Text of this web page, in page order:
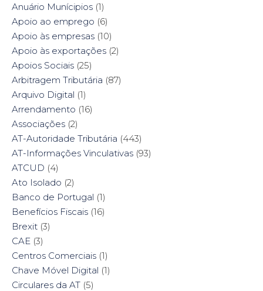
w
w
i
n
d
o
w
)
w
i
n
d
o
w
)
n
d
o
w
Anuário Munícipios (1)
Apoio ao emprego (6)
Apoio às empresas (10)
Apoio às exportações (2)
Apoios Sociais (25)
Arbitragem Tributária (87)
Arquivo Digital (1)
Arrendamento (16)
Associações (2)
AT-Autoridade Tributária (443)
AT-Informações Vinculativas (93)
ATCUD (4)
Ato Isolado (2)
Banco de Portugal (1)
Benefícios Fiscais (16)
Brexit (3)
CAE (3)
Centros Comerciais (1)
Chave Móvel Digital (1)
Circulares da AT (5)